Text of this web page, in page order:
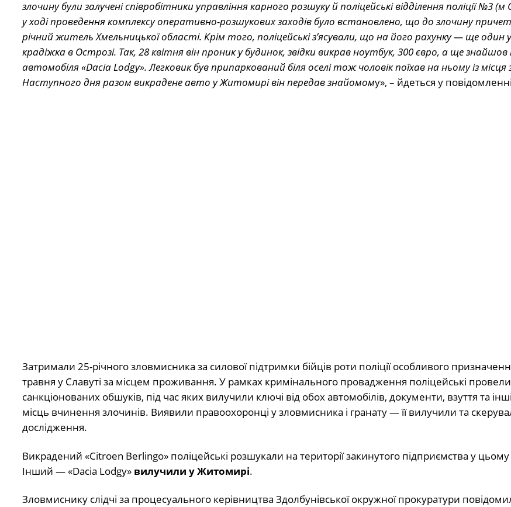
злочину були залучені співробітники управління карного розшуку й поліцейські відділення поліції №3
у ході проведення комплексу оперативно-розшукових заходів було встановлено, що до злочину
річний житель Хмельницької області. Крім того, поліцейські з’ясували, що на його рахунку — ще один
крадіжка в Острозі. Так, 28 квітня він проник у будинок, звідки викрав ноутбук, 300 євро, а ще знайшов
автомобіля «Dacia Lodgy». Легковик був припаркований біля оселі тож чоловік поїхав на ньому із місця
Наступного дня разом викрадене авто у Житомирі він передав знайомому», – йдеться у
Затримали 25-річного зловмисника за силової підтримки бійців роти поліції особливого
травня у Славуті за місцем проживання. У рамках кримінального провадження поліцейські провели
санкціонованих обшуків, під час яких вилучили ключі від обох автомобілів, документи, взуття та
місць вчинення злочинів. Виявили правоохоронці у зловмисника і гранату — її вилучили та
дослідження.
Викрадений «Citroen Berlingo» поліцейські розшукали на території закинутого підприємства у цьому
Інший — «Dacia Lodgy» вилучили у Житомирі.
Зловмиснику слідчі за процесуального керівництва Здолбунівської окружної прокуратури